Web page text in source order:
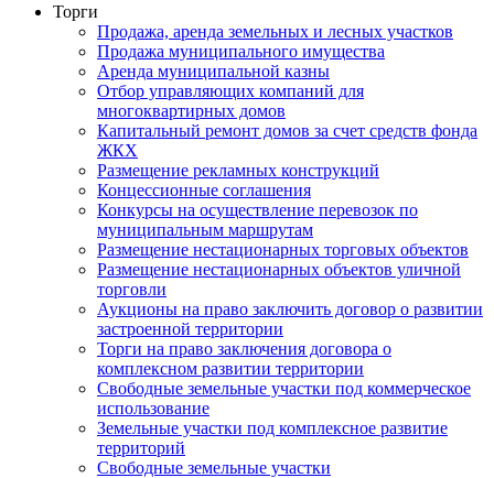
Торги
Продажа, аренда земельных и лесных участков
Продажа муниципального имущества
Аренда муниципальной казны
Отбор управляющих компаний для
многоквартирных домов
Капитальный ремонт домов за счет средств фонда
ЖКХ
Размещение рекламных конструкций
Концессионные соглашения
Конкурсы на осуществление перевозок по
муниципальным маршрутам
Размещение нестационарных торговых объектов
Размещение нестационарных объектов уличной
торговли
Аукционы на право заключить договор о развитии
застроенной территории
Торги на право заключения договора о
комплексном развитии территории
Свободные земельные участки под коммерческое
использование
Земельные участки под комплексное развитие
территорий
Свободные земельные участки